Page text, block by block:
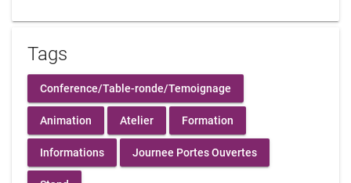
Tags
Conference/Table-ronde/Temoignage
Animation Atelier Formation
Informations Journee Portes Ouvertes